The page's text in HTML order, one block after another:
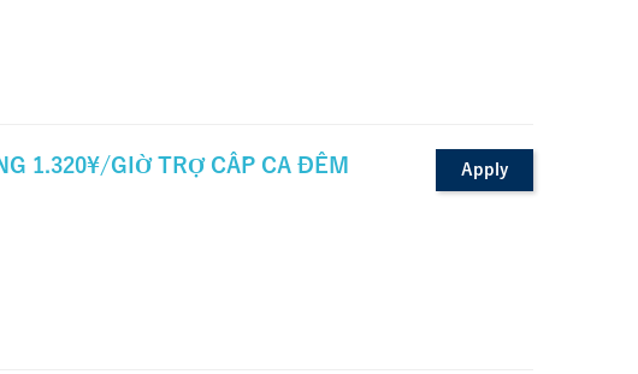
1.320¥/GIỜ TRỢ CẤP CA ĐÊM
Apply